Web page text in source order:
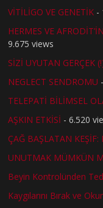
VİTİLİGO VE GENETİK -
HERMES VE
9.675 views
SİZİ UYUTAN GERÇEK
NEGLECT SENDROMU
TELEPATİ BİLİMSEL
AŞKIN ETKİSİ - 6.520
ÇAĞ BAŞLATAN KEŞİF:
UNUTMAK MÜMKÜN
Beyin Kontrolünden
Kaygılarını Bırak ve